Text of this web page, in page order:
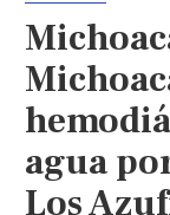
agua
Los